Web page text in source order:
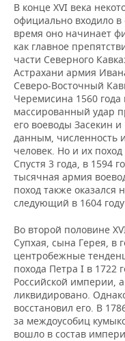
В конце XVI века
официально входило
время оно начинает
как главное
части Северного
Астрахани армия
Северо-Восточный
Черемисина 1560
массированный удар
его воеводы Засекин
данным, численность
человек. Но и их
Спустя 3 года, в 1594
тысячная армия
поход также оказался
следующий в 1604
Во второй половине
Супхая, сына Герея, в
центробежные
похода Петра I в 1722
Российской империи,
ликвидировано.
восстановил его. В
за междоусобиц
вошло в состав